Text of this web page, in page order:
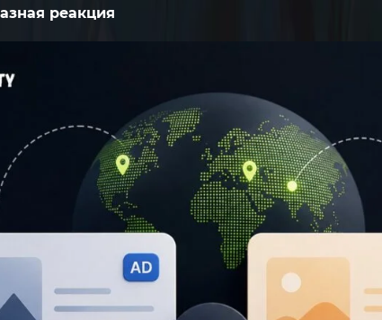
реакция